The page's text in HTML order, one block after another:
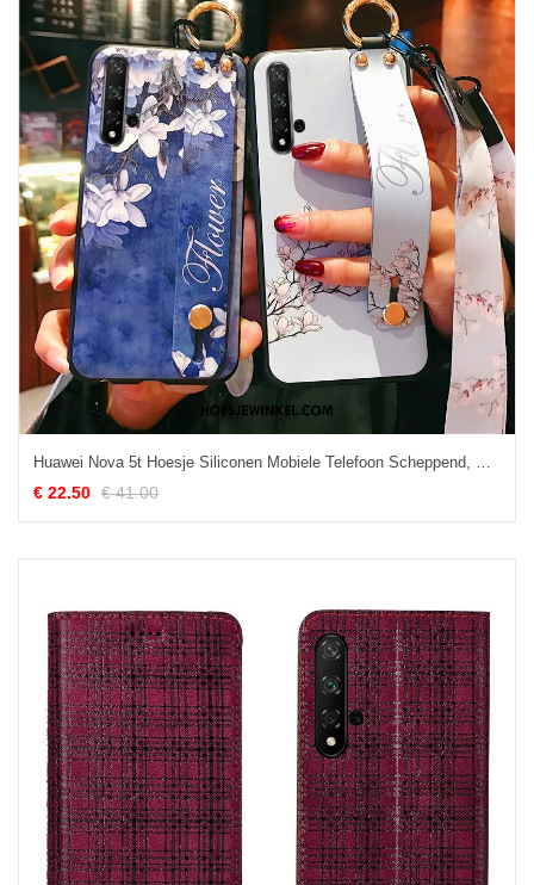
Huawei Nova 5t Hoesje Siliconen Mobiele Telefoon Scheppend, Huawei Nova 5t Hoesje Bescherming Zacht
€ 22.50 € 41.00